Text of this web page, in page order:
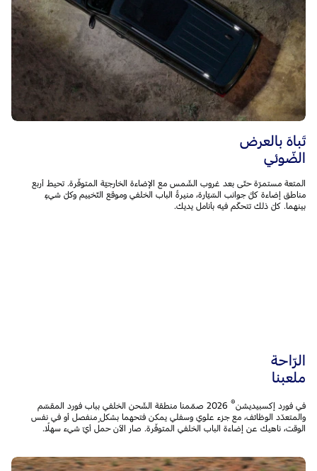
تَباهَ بالعرض
الضّوئي
المتعة مستمرّة حتّى بعد غروب الشّمس مع الإضاءة الخارجيّة المتوفّرة. تحيط أربع
مناطق إضاءة كلَّ جوانب السّيّارة، منيرةً الباب الخلفي وموقع التّخييم وكلّ شيءٍ
بينهما. كلّ ذلك تتحكّم فيه بأنامل يديك.
الرّاحة
ملعبنا
في فورد إكسبيديشن®
2026 صمّمنا منطقة الشّحن الخلفي بباب فورد المقسّم
والمتعدّد الوظائف، مع جزء علوي وسفلي يمكن فتحهما بشكلٍ منفصل أو في نفس
الوقت، ناهيك عن إضاءة الباب الخلفي المتوفّرة. صار الآن حمل أيّ شيء سهلًا.